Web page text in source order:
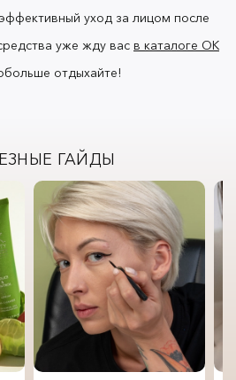
уход за лицом после
уже жду вас в каталоге OK
отдыхайте!
ГАЙДЫ